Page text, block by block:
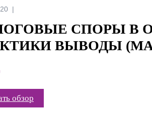
Награды, Цифры
компании
СПОРЫ В
ВЫВОДЫ
обзор